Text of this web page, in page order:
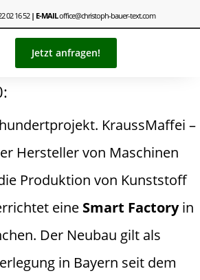
02 16 52| E-MAILoffice@christoph-bauer-text.com
Jetzt anfragen!
KraussMaffei –
Hersteller von Maschinen
Produktion von Kunststoff
eine Smart Factoryin
Der Neubau gilt als
in Bayern seit dem